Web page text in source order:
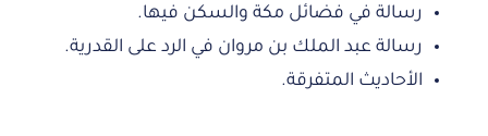
رسالة في فضائل مكة والسكن فيها.
رسالة عبد الملك بن مروان في الرد على القدرية.
الأحاديث المتفرقة.